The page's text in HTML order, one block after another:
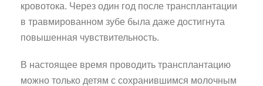
кровотока. Через один год после трансплантации
в травмированном зубе была даже достигнута
повышенная чувствительность.
В настоящее время проводить трансплантацию
можно только детям с сохранившимся молочным